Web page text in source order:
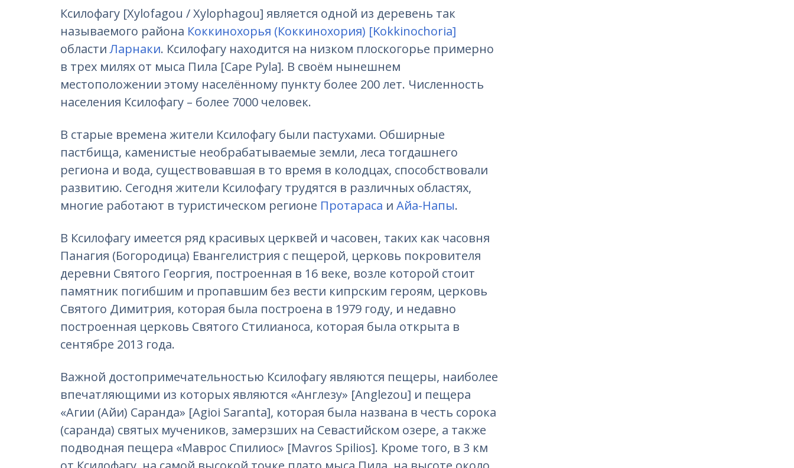
Ксилофагу [Xylofagou / Xylophagou] является одной из деревень так
называемого района Коккинохорья (Коккинохория) [Kokkinochoria]
областиЛарнаки. Ксилофагу находится на низком плоскогорье примерно
в трех милях от мыса Пила [Cape Pyla]. В своём нынешнем
местоположении этому населённому пункту более 200 лет. Численность
населения Ксилофагу – более 7000 человек.
В старые времена жители Ксилофагу были пастухами. Обширные
пастбища, каменистые необрабатываемые земли, леса тогдашнего
региона и вода, существовавшая в то время в колодцах, способствовали
развитию. Сегодня жители Ксилофагу трудятся в различных областях,
многие работают в туристическом регионе Протараса и Айа-Напы.
В Ксилофагу имеется ряд красивых церквей и часовен, таких как часовня
Панагия (Богородица) Евангелистрия с пещерой, церковь покровителя
деревни Святого Георгия, построенная в 16 веке, возле которой стоит
памятник погибшим и пропавшим без вести кипрским героям, церковь
Святого Димитрия, которая была построена в 1979 году, и недавно
построенная церковь Святого Стилианоса, которая была открыта в
сентябре 2013 года.
Важной достопримечательностью Ксилофагу являются пещеры, наиболее
впечатляющими из которых являются «Англезу» [Anglezou] и пещера
«Агии (Айи) Саранда» [Agioi Saranta], которая была названа в честь сорока
(саранда) святых мучеников, замерзших на Севастийском озере, а также
подводная пещера «Маврос Спилиос» [Mavros Spilios]. Кроме того, в 3 км